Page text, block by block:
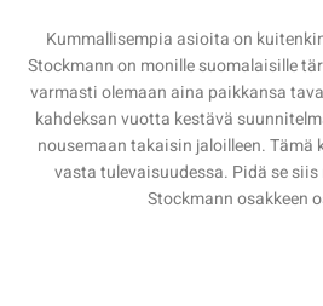
Kummallisempia asioita on
Stockmann on monille suomalaisille
varmasti olemaan aina paikkansa
kahdeksan vuotta kestävä
nousemaan takaisin jaloilleen.
vasta tulevaisuudessa. Pidä se
Stockmann osakkeen